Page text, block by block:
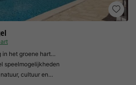
in het groene hart…
speelmogelijkheden
cultuur en…